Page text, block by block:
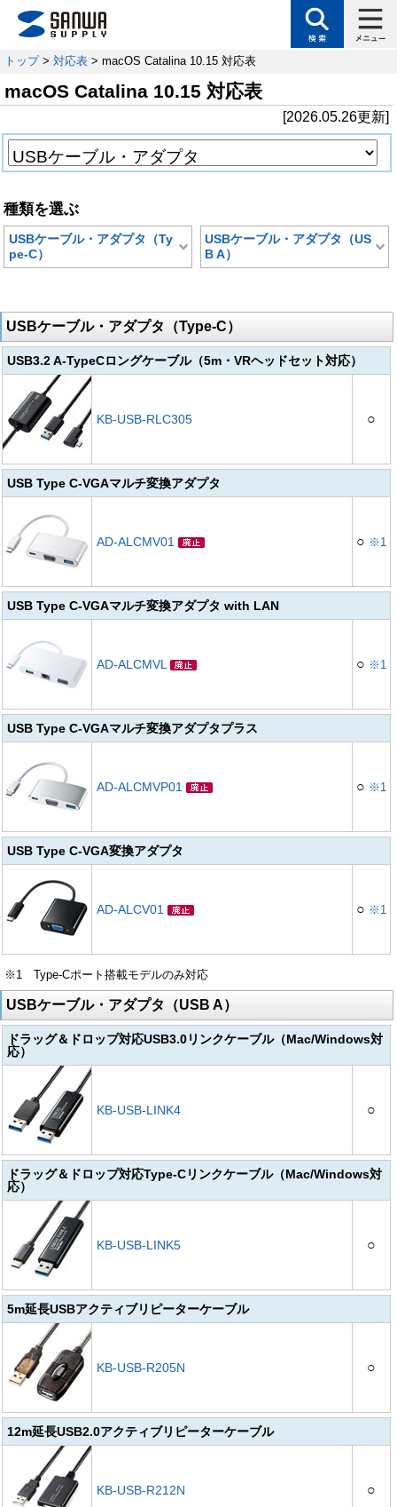
トップ> 対応表 > macOS Catalina 10.15 対応表
macOS Catalina 10.15 対応表
[2026.05.26更新]
種類を選ぶ
USBケーブル・アダプタ（Ty
pe-C）
USBケーブル・アダプタ（US
B A）
USBケーブル・アダプタ（Type-C）
USB3.2 A-TypeCロングケーブル（5m・VRヘッドセット対応）
KB-USB-RLC305 ○
USB Type C-VGAマルチ変換アダプタ
AD-ALCMV01 ○ ※1
USB Type C-VGAマルチ変換アダプタ with LAN
AD-ALCMVL ○ ※1
USB Type C-VGAマルチ変換アダプタプラス
AD-ALCMVP01 ○ ※1
USB Type C-VGA変換アダプタ
AD-ALCV01 ○ ※1
※1 Type-Cポート搭載モデルのみ対応
USBケーブル・アダプタ（USB A）
ドラッグ＆ドロップ対応USB3.0リンクケーブル（Mac/Windows対
応）
KB-USB-LINK4 ○
ドラッグ＆ドロップ対応Type-Cリンクケーブル（Mac/Windows対
応）
KB-USB-LINK5 ○
5m延長USBアクティブリピーターケーブル
KB-USB-R205N ○
12m延長USB2.0アクティブリピーターケーブル
KB-USB-R212N ○